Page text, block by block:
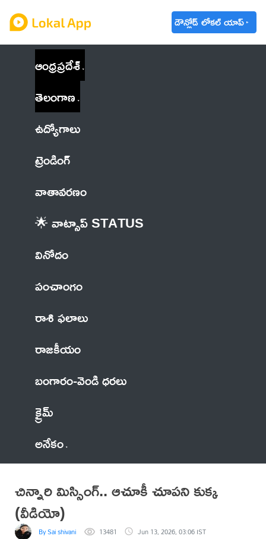
డౌన్లోడ్ లోకల్ యాప్
ఆంధ్రప్రదేశ్
తెలంగాణ
ఉద్యోగాలు
ట్రెండింగ్
వాతావరణం
🌟 వాట్సాప్ STATUS
వినోదం
పంచాంగం
రాశి ఫలాలు
రాజకీయం
బంగారం-వెండి ధరలు
క్రైమ్
అనేకం
చిన్నారి మిస్సింగ్.. ఆచూకీ చూపని కుక్క
(వీడియో)
By Sai shivani 13481 Jun 13, 2026, 03:06 IST